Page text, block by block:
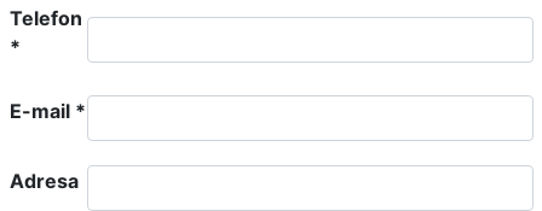
Telefon
*
E-mail *
Adresa